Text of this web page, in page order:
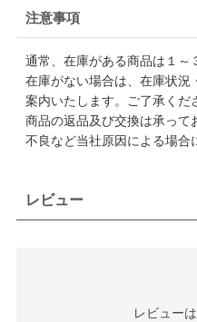
注意事項
通常、在庫がある商品は１～
在庫がない場合は、在庫状況
案内いたします。ご了承くだ
商品の返品及び交換は承って
不良など当社原因による場合
レビュー
レビュー